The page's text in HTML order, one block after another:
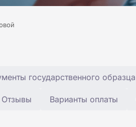
государственного образца
Отзывы Варианты оплаты